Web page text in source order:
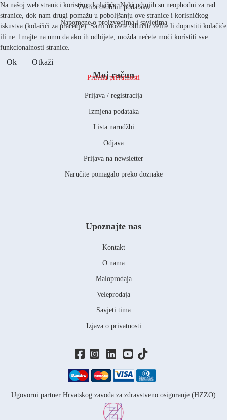
Zaštita osobnih podataka
Napomene o proizvodima i savjetima
Moj račun
Prijava / registracija
Izmjena podataka
Lista narudžbi
Odjava
Prijava na newsletter
Naručite pomagalo preko doznake
Ugovorni partner Hrvatskog zavoda za zdravstveno osiguranje (HZZO)
Upoznajte nas
Kontakt
O nama
Maloprodaja
Veleprodaja
Savjeti tima
Izjava o privatnosti
Na našoj web stranici koristimo kolačiće. Neki od njih su neophodni za rad
stranice, dok nam drugi pomažu u poboljšanju ove stranice i korisničkog
iskustva (kolačići za praćenje). Sami možete odlučiti želite li dopustiti kolačiće
ili ne. Imajte na umu da ako ih odbijete, možda nećete moći koristiti sve
funkcionalnosti stranice.
Ok Otkaži
Pravila privatnosti